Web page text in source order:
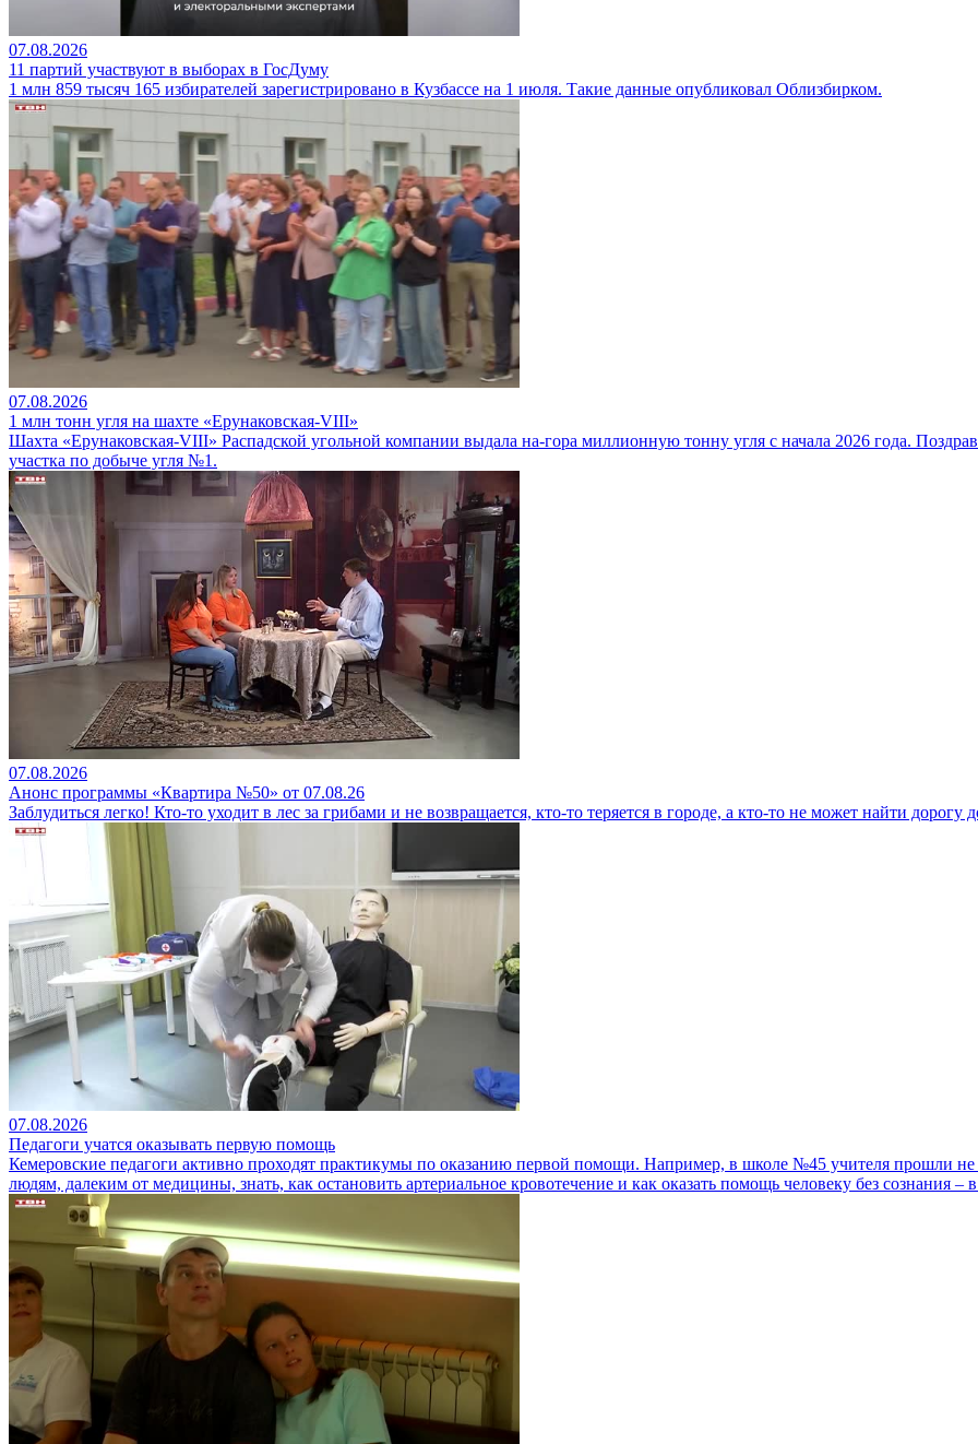
07.08.2026
11 партий участвуют в выборах в ГосДуму
1 млн 859 тысяч 165 избирателей зарегистрировано в Кузбассе на 1 июля. Такие данные опубликовал Облизбирком.
07.08.2026
1 млн тонн угля на шахте «Ерунаковская-VIII»
Шахта «Ерунаковская-VIII» Распадской угольной компании выдала на-гора миллионную тонну угля с начала 2026 года.
участка по добыче угля №1.
07.08.2026
Анонс программы «Квартира №50» от 07.08.26
Заблудиться легко! Кто-то уходит в лес за грибами и не возвращается, кто-то теряется в городе, а кто-то не может найти дорогу
07.08.2026
Педагоги учатся оказывать первую помощь
Кемеровские педагоги активно проходят практикумы по оказанию первой помощи. Например, в школе №45 учителя прошли не
людям, далеким от медицины, знать, как остановить артериальное кровотечение и как оказать помощь человеку без сознания –